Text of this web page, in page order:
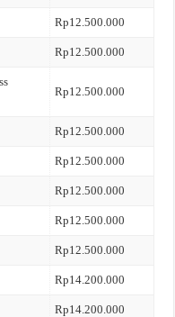
Rp12.500.000
Rp12.500.000
Rp12.500.000
Rp12.500.000
Rp12.500.000
Rp12.500.000
Rp12.500.000
Rp12.500.000
Rp14.200.000
Rp14.200.000